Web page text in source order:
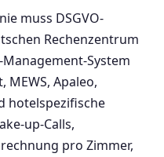
muss DSGVO-
Rechenzentrum
System
MEWS, Apaleo,
hotelspezifische
up-Calls,
pro Zimmer,